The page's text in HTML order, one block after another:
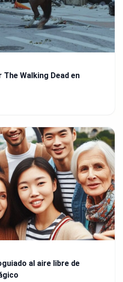
The Walking Dead en
al aire libre de